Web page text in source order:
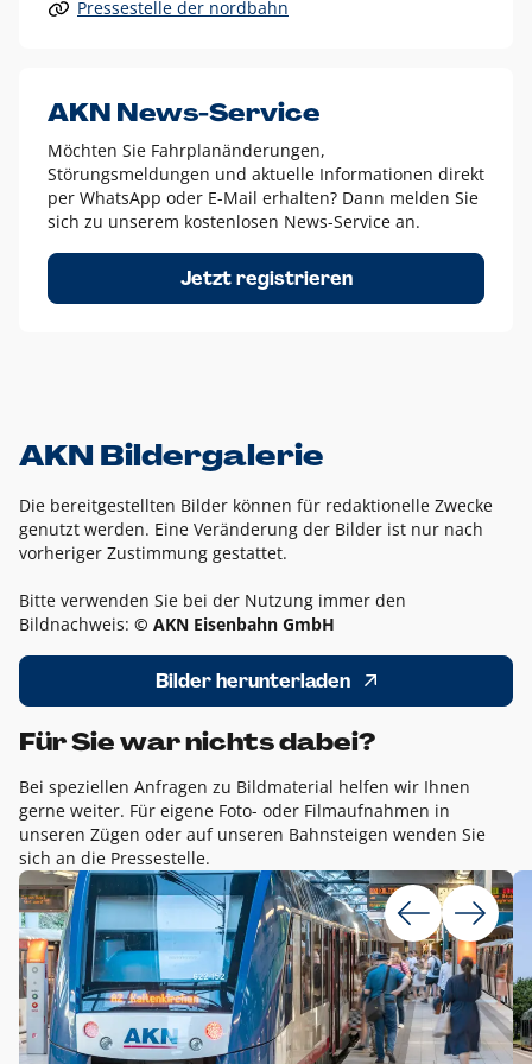
Alle anderen Logo-Varianten dürfen nur in Ausnahmefällen
Diese Ausnahmen sind zum Beispiel:
dem AKN Blau,
weißes Logo auf Fotohintergründen,
schwarzes Logo für reine Schwarz-Weiß-Umsetzungen
Um das Logo herum muss ein Schutzraum von jeweils einer
Höhe bzw. Breite des N aus AKN in alle Richtungen
Pressestelle der nordbahn
AKN News-Service
Möchten Sie Fahrplanänderungen,
Störungsmeldungen und aktuelle Informationen direkt
per WhatsApp oder E-Mail erhalten? Dann melden Sie
sich zu unserem kostenlosen News-Service an.
Jetzt registrieren
AKN Bildergalerie
Die bereitgestellten Bilder können für redaktionelle Zwecke
genutzt werden. Eine Veränderung der Bilder ist nur nach
vorheriger Zustimmung gestattet.
Bitte verwenden Sie bei der Nutzung immer den
Bildnachweis: © AKN Eisenbahn GmbH
Bilder herunterladen
Für Sie war nichts dabei?
Bei speziellen Anfragen zu Bildmaterial helfen wir Ihnen
gerne weiter. Für eigene Foto- oder Filmaufnahmen in
unseren Zügen oder auf unseren Bahnsteigen wenden Sie
sich an die Pressestelle.